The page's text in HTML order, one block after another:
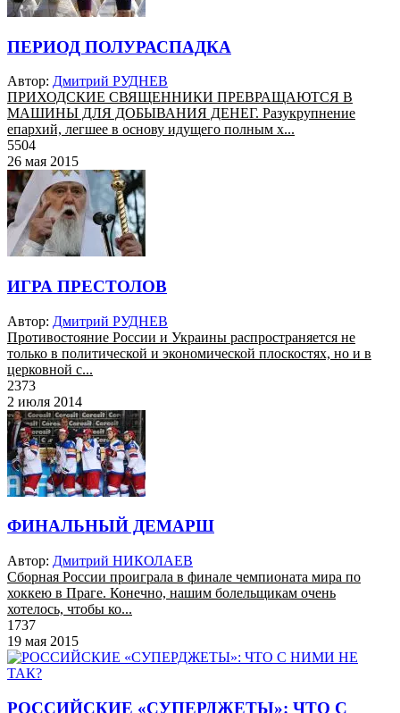
ПЕРИОД ПОЛУРАСПАДКА
Автор: Дмитрий РУДНЕВ
ПРИХОДСКИЕ СВЯЩЕННИКИ ПРЕВРАЩАЮТСЯ В
МАШИНЫ ДЛЯ ДОБЫВАНИЯ ДЕНЕГ. Разукрупнение
епархий, легшее в основу идущего полным х...
5504
26 мая 2015
ИГРА ПРЕСТОЛОВ
Автор: Дмитрий РУДНЕВ
Противостояние России и Украины распространяется не
только в политической и экономической плоскостях, но и в
церковной с...
2373
2 июля 2014
ФИНАЛЬНЫЙ ДЕМАРШ
Автор: Дмитрий НИКОЛАЕВ
Сборная России проиграла в финале чемпионата мира по
хоккею в Праге. Конечно, нашим болельщикам очень
хотелось, чтобы ко...
1737
19 мая 2015
РОССИЙСКИЕ «СУПЕРДЖЕТЫ»: ЧТО С